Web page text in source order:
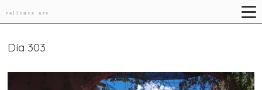
valiente ave
Día 303